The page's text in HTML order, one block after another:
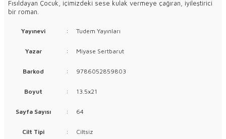
Fısıldayan Çocuk, içimizdeki sese kulak vermeye çağıran, iyileştirici
bir roman.
Yayınevi : Tudem Yayınları
Yazar : Miyase Sertbarut
Barkod : 9786052859803
Boyut : 13.5x21
Sayfa Sayısı : 64
Cilt Tipi : Ciltsiz